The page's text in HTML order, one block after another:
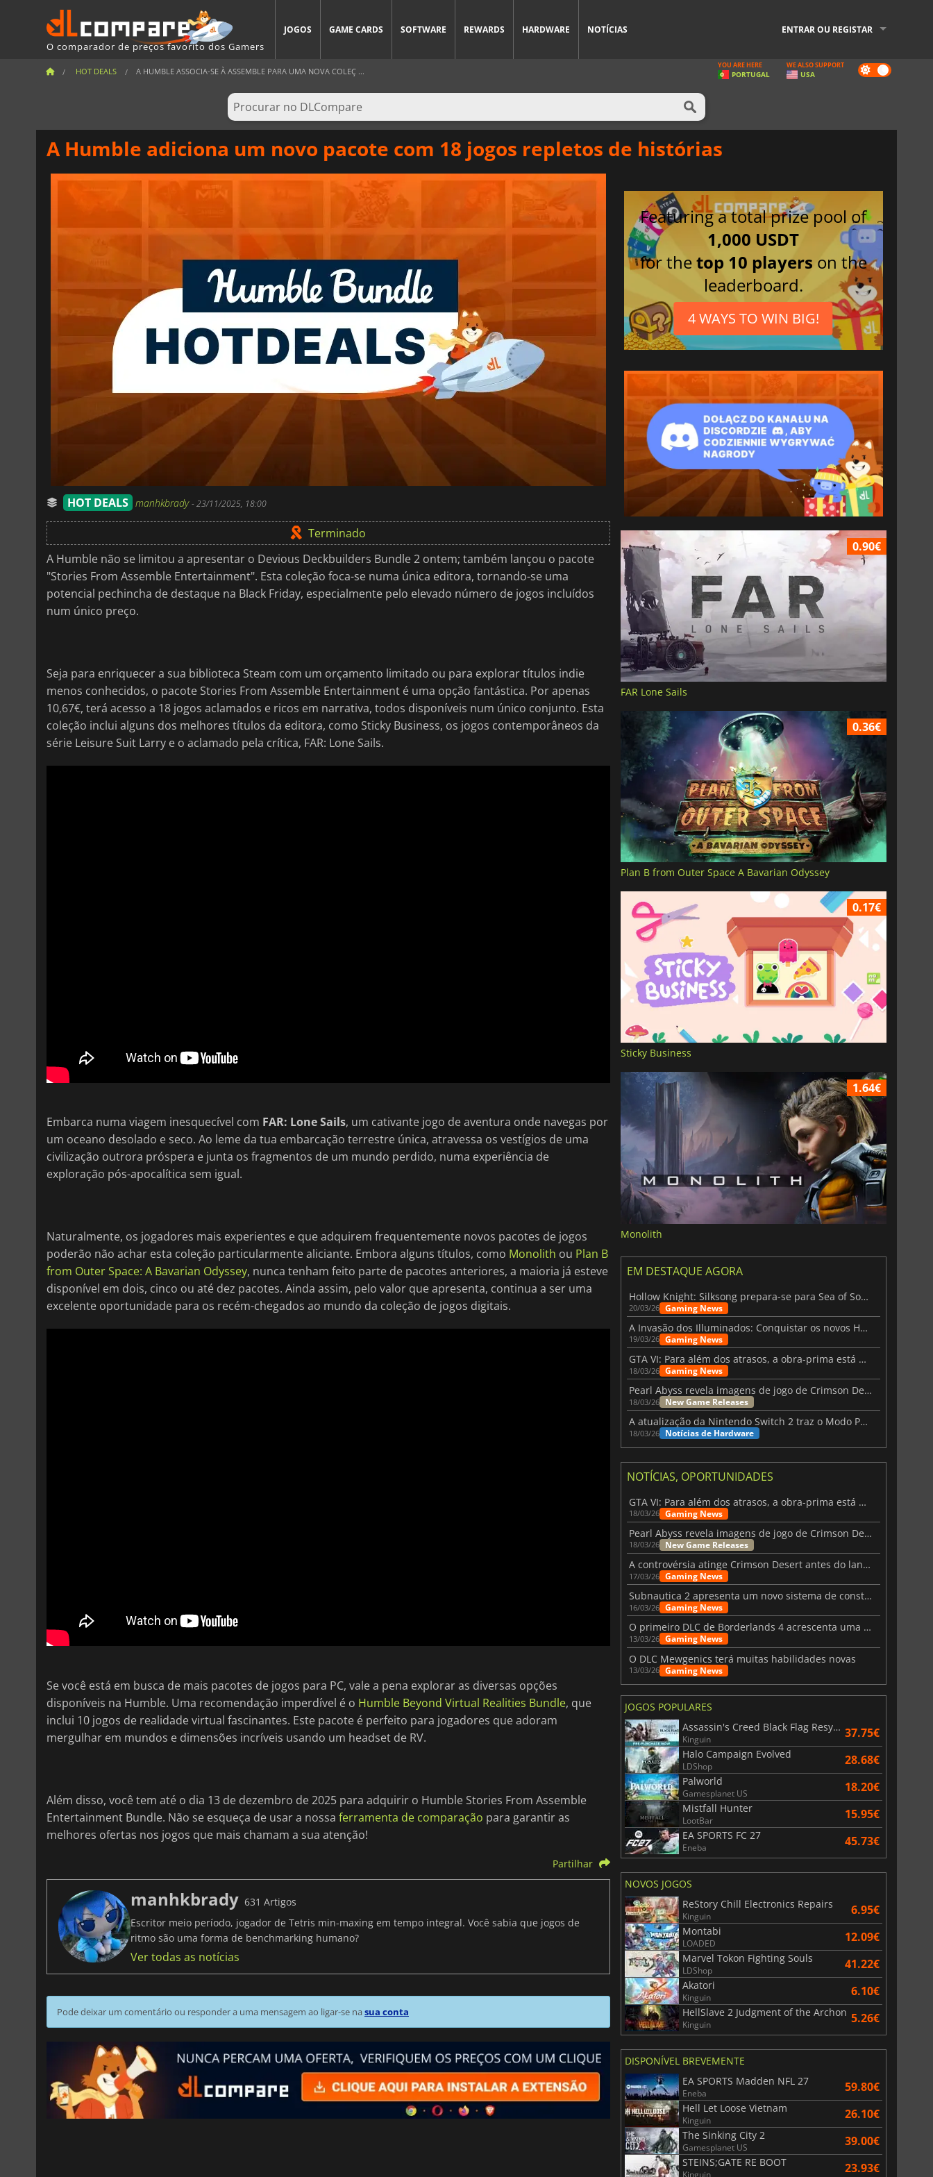
O comparador de preços favorito dos Gamers
JOGOS GAME CARDS SOFTWARE REWARDS HARDWARE NOTÍCIAS ENTRAR OU REGISTAR
HOT DEALS A HUMBLE ASSOCIA-SE À ASSEMBLE PARA UMA NOVA COLEÇ ... Dark
mode
YOU ARE HERE
PORTUGAL
WE ALSO SUPPORT
USA
A Humble adiciona um novo pacote com 18 jogos repletos de histórias
HOT DEALS manhkbrady-23/11/2025, 18:00
Terminado
A Humble não se limitou a apresentar o Devious Deckbuilders Bundle 2 ontem; também lançou o pacote
"Stories From Assemble Entertainment". Esta coleção foca-se numa única editora, tornando-se uma
potencial pechincha de destaque na Black Friday, especialmente pelo elevado número de jogos incluídos
num único preço.
Seja para enriquecer a sua biblioteca Steam com um orçamento limitado ou para explorar títulos indie
menos conhecidos, o pacote Stories From Assemble Entertainment é uma opção fantástica. Por apenas
10,67€, terá acesso a 18 jogos aclamados e ricos em narrativa, todos disponíveis num único conjunto. Esta
coleção inclui alguns dos melhores títulos da editora, como Sticky Business, os jogos contemporâneos da
série Leisure Suit Larry e o aclamado pela crítica, FAR: Lone Sails.
Embarca numa viagem inesquecível com FAR: Lone Sails, um cativante jogo de aventura onde navegas por
um oceano desolado e seco. Ao leme da tua embarcação terrestre única, atravessa os vestígios de uma
civilização outrora próspera e junta os fragmentos de um mundo perdido, numa experiência de
exploração pós-apocalítica sem igual.
Naturalmente, os jogadores mais experientes e que adquirem frequentemente novos pacotes de jogos
poderão não achar esta coleção particularmente aliciante. Embora alguns títulos, como Monolith ou Plan B
from Outer Space: A Bavarian Odyssey, nunca tenham feito parte de pacotes anteriores, a maioria já esteve
disponível em dois, cinco ou até dez pacotes. Ainda assim, pelo valor que apresenta, continua a ser uma
excelente oportunidade para os recém-chegados ao mundo da coleção de jogos digitais.
Se você está em busca de mais pacotes de jogos para PC, vale a pena explorar as diversas opções
disponíveis na Humble. Uma recomendação imperdível é o Humble Beyond Virtual Realities Bundle, que
inclui 10 jogos de realidade virtual fascinantes. Este pacote é perfeito para jogadores que adoram
mergulhar em mundos e dimensões incríveis usando um headset de RV.
Além disso, você tem até o dia 13 de dezembro de 2025 para adquirir o Humble Stories From Assemble
Entertainment Bundle. Não se esqueça de usar a nossa ferramenta de comparação para garantir as
melhores ofertas nos jogos que mais chamam a sua atenção!
Partilhar
manhkbrady 631 Artigos
Escritor meio período, jogador de Tetris min-maxing em tempo integral. Você sabia que jogos de
ritmo são uma forma de benchmarking humano?
Ver todas as notícias
Pode deixar um comentário ou responder a uma mensagem ao ligar-se nasua conta
Featuring a total prize pool of
1,000 USDT
for thetop 10 players on the
leaderboard.
4 WAYS TO WIN BIG!
0.90€
FAR Lone Sails
0.36€
Plan B from Outer Space A Bavarian Odyssey
0.17€
Sticky Business
1.64€
Monolith
EM DESTAQUE AGORA
Hollow Knight: Silksong prepara-se para Sea of Sorrow com um patch
20/03/26 Gaming News
A Invasão dos Illuminados: Conquistar os novos Helldivers 2 Atualização!
19/03/26 Gaming News
GTA VI: Para além dos atrasos, a obra-prima está quase a chegar
18/03/26 Gaming News
Pearl Abyss revela imagens de jogo de Crimson Desert para a PS5
18/03/26 New Game Releases
A atualização da Nintendo Switch 2 traz o Modo Portátil aos jogos mais antigos da Switch
18/03/26 Notícias de Hardware
NOTÍCIAS, OPORTUNIDADES
GTA VI: Para além dos atrasos, a obra-prima está quase a chegar
18/03/26 Gaming News
Pearl Abyss revela imagens de jogo de Crimson Desert para a PS5
18/03/26 New Game Releases
A controvérsia atinge Crimson Desert antes do lançamento
17/03/26 Gaming News
Subnautica 2 apresenta um novo sistema de construção de bases
16/03/26 Gaming News
O primeiro DLC de Borderlands 4 acrescenta uma nova personagem e muito mais
13/03/26 Gaming News
O DLC Mewgenics terá muitas habilidades novas
13/03/26 Gaming News
JOGOS POPULARES
Assassin's Creed Black Flag Resynced
Kinguin 37.75€
Halo Campaign Evolved
LDShop 28.68€
Palworld
Gamesplanet US 18.20€
Mistfall Hunter
LootBar 15.95€
EA SPORTS FC 27
Eneba 45.73€
NOVOS JOGOS
ReStory Chill Electronics Repairs
Kinguin 6.95€
Montabi
LOADED 12.09€
Marvel Tokon Fighting Souls
LDShop 41.22€
Akatori
Kinguin 6.10€
HellSlave 2 Judgment of the Archon
Kinguin 5.26€
DISPONÍVEL BREVEMENTE
EA SPORTS Madden NFL 27
Eneba 59.80€
Hell Let Loose Vietnam
Kinguin 26.10€
The Sinking City 2
Gamesplanet US 39.00€
STEINS;GATE RE BOOT
Kinguin 23.93€